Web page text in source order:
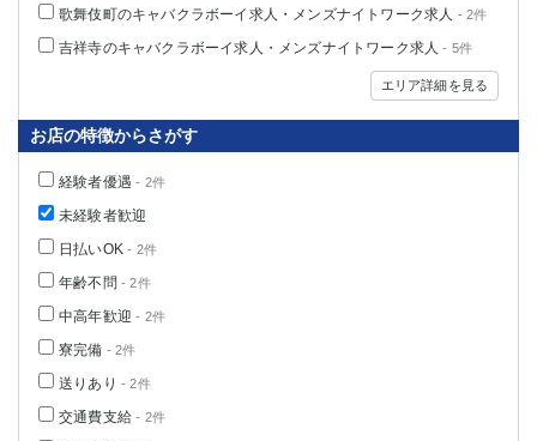
歌舞伎町のキャバクラボーイ求人・メンズナイトワーク求人 - 2件
吉祥寺のキャバクラボーイ求人・メンズナイトワーク求人 - 5件
エリア詳細を見る
お店の特徴からさがす
経験者優遇 - 2件
未経験者歓迎
日払いOK - 2件
年齢不問 - 2件
中高年歓迎 - 2件
寮完備 - 2件
送りあり - 2件
交通費支給 - 2件
茨城県
群馬県
高崎
該当求人 0件